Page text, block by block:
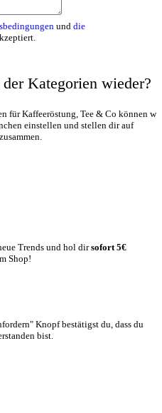
und die
Kategorien wieder?
für Kaffeeröstung, Tee & Co können wir
einstellen und stellen dir auf
Trends und hol dirsofort 5€
Shop!
Knopf bestätigst du, dass du
bist.